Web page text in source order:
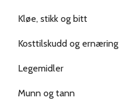
Kløe, stikk og bitt
Kosttilskudd og ernæring
Legemidler
Munn og tann